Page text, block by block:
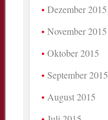
Dezember 2015
November 2015
Oktober 2015
September 2015
August 2015